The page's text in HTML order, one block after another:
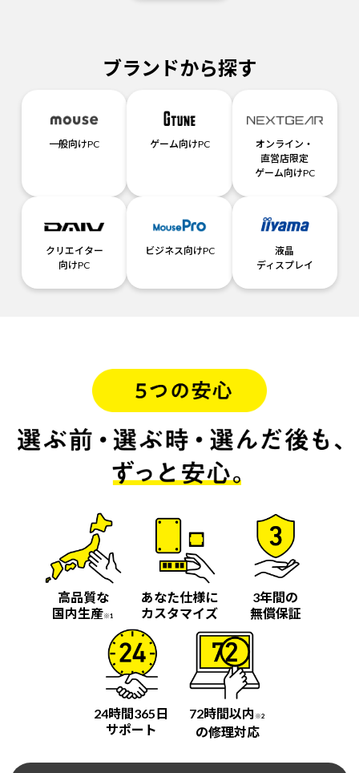
ブランドから探す
一般向けPC ゲーム向けPC
オンライン・
直営店限定
ゲーム向けPC
クリエイター
向けPC
ビジネス向けPC
液晶
ディスプレイ
高品質な
国内生産※1
あなた仕様に
カスタマイズ
3年間の
無償保証
24時間365日
サポート
72時間以内 ※2
の修理対応